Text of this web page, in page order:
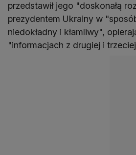
przedstawił jego "doskonałą
prezydentem Ukrainy w
niedokładny i kłamliwy",
"informacjach z drugiej i